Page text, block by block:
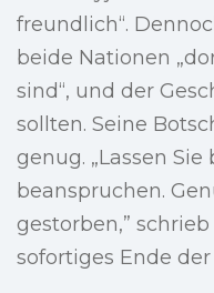
freundlich“.
beide Nationen
sind“, und der
sollten. Seine
genug. „Lassen
beanspruchen.
gestorben,”
sofortiges Ende